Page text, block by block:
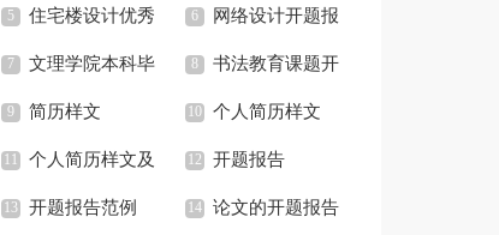
告优秀 格式
住宅楼设计优秀
开题报告
网络设计开题报
告
文理学院本科毕
业论文开题报告
书法教育课题开
题实验报告参考
简历样文 个人简历样文
个人简历样文及
格式
开题报告
开题报告范例 论文的开题报告